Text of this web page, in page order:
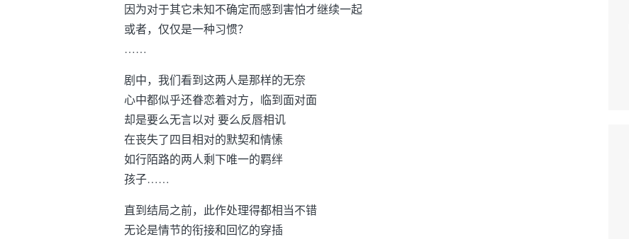
因为对于其它未知不确定而感到害怕才继续一起
或者，仅仅是一种习惯？
……
剧中，我们看到这两人是那样的无奈
心中都似乎还眷恋着对方，临到面对面
却是要么无言以对 要么反唇相讥
在丧失了四目相对的默契和情愫
如行陌路的两人剩下唯一的羁绊
孩子……
直到结局之前，此作处理得都相当不错
无论是情节的衔接和回忆的穿插